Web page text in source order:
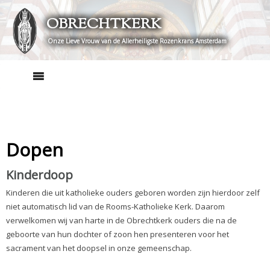
Skip
to
content
OBRECHTKERK
Onze Lieve Vrouw van de Allerheiligste Rozenkrans Amsterdam
Dopen
Kinderdoop
Kinderen die uit katholieke ouders geboren worden zijn hierdoor zelf
niet automatisch lid van de Rooms-Katholieke Kerk. Daarom
verwelkomen wij van harte in de Obrechtkerk ouders die na de
geboorte van hun dochter of zoon hen presenteren voor het
sacrament van het doopsel in onze gemeenschap.